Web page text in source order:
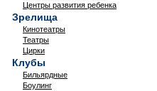
Центры развития ребенка
Зрелища
Кинотеатры
Театры
Цирки
Клубы
Бильярдные
Боулинг